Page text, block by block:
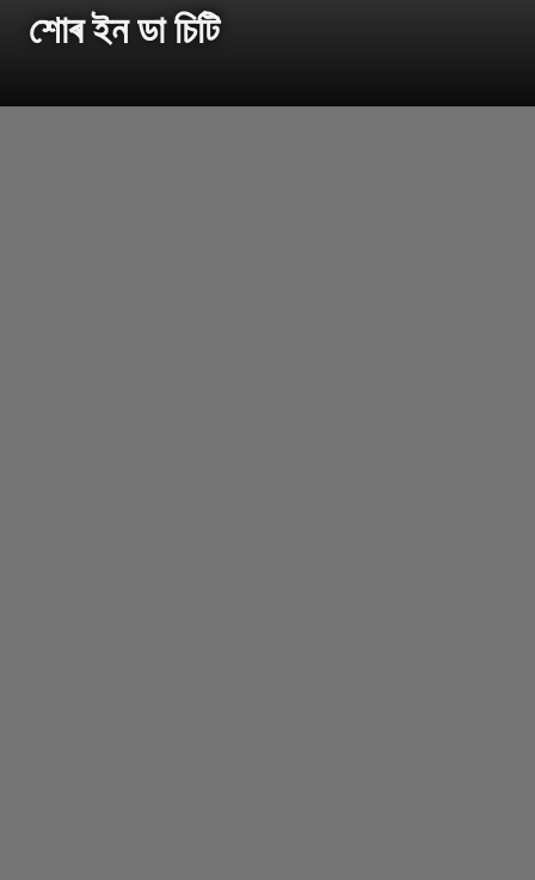
শোৰ ইন ডা চিটি